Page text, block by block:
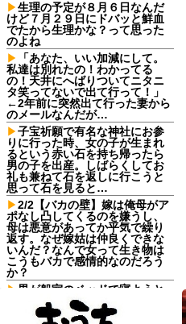
生理の予定が８月６日なんだ
けど７月２９日にドバッと鮮血
でたから生理かな？って思った
のよね
「あなた、いい加減にして。
私達は別れたの！わかってる
の！天井にへばりついてニタニ
タ笑ってないで出て行って！」
←2年前に突然出て行った妻から
のメールなんだが…
子宝祈願で有名な神社にお参
りに行った時、女の子が生まれ
るという赤い石を持ち帰ったら
男の子を出産。しばらくしてお
礼も兼ねて石を返しに行こうと
思って石を見ると…
2/2【バカの壁】嫁は俺母がア
ポなし凸してくるのを嫌うし、
母は悪意があってか平気で繰り
返す。なぜ嫁姑は仲良くできな
いんだ？なんで女って生き物は
こうもバカで感情的なのだろう
か？
男が船室のベッドで寝ようと
していた。…えっ？あなたは誰
ですか？→ 見知らぬひとがいる